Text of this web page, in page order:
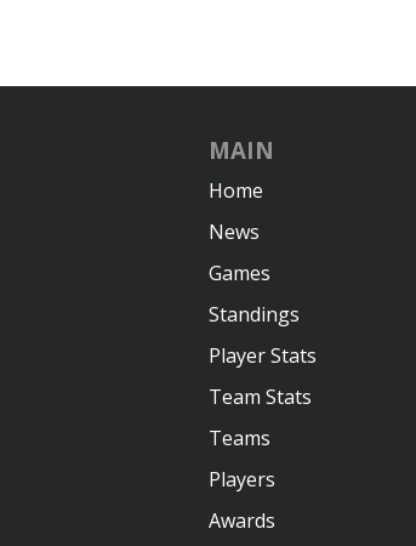
MAIN
Home
News
Games
Standings
Player Stats
Team Stats
Teams
Players
Awards